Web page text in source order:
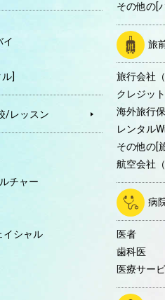
イ
]
/レッスン
チャー
イシャル
その他の[
旅
旅行会社（
クレジッ
海外旅行
レンタル
その他の[
航空会社（
病
医者
歯科医
医療サー